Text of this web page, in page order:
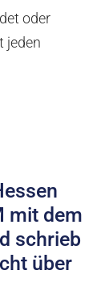
oder
jeden
mit dem
schrieb
über